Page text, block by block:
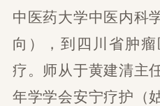
中医药大学中医内科
向），到四川省肿
疗。师从于黄建清主
年学学会安宁疗护（